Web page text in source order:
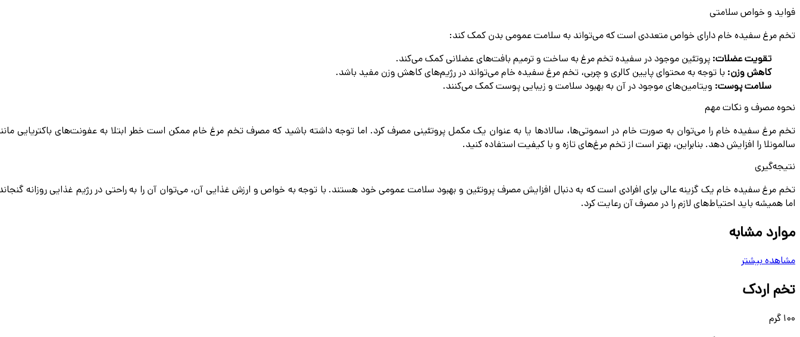
فواید و خواص سلامتی
تخم مرغ سفیده خام دارای خواص متعددی است که می‌تواند به سلامت عمومی بدن کمک کند:
تقویت عضلات: پروتئین موجود در سفیده تخم مرغ به ساخت و ترمیم بافت‌های عضلانی کمک می‌کند.
کاهش وزن: با توجه به محتوای پایین کالری و چربی، تخم مرغ سفیده خام می‌تواند در رژیم‌های کاهش وزن مفید باشد.
سلامت پوست: ویتامین‌های موجود در آن به بهبود سلامت و زیبایی پوست کمک می‌کنند.
نحوه مصرف و نکات مهم
تخم مرغ سفیده خام را می‌توان به صورت خام در اسموتی‌ها، سالادها یا به عنوان یک مکمل پروتئینی مصرف کرد. اما توجه داشته باشید که مصرف تخم مرغ خام ممکن است خطر ابتلا به عفونت‌های باکتریایی
سالمونلا را افزایش دهد. بنابراین، بهتر است از تخم مرغ‌های تازه و با کیفیت استفاده کنید.
نتیجه‌گیری
تخم مرغ سفیده خام یک گزینه عالی برای افرادی است که به دنبال افزایش مصرف پروتئین و بهبود سلامت عمومی خود هستند. با توجه به خواص و ارزش غذایی آن، می‌توان آن را به راحتی در رژیم غذایی روزانه
اما همیشه باید احتیاط‌های لازم را در مصرف آن رعایت کرد.
موارد مشابه
مشاهده بیشتر
تخم اردک
100 گرم